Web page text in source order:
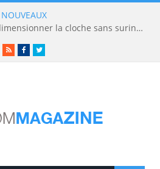
NOUVEAUX
Boxer 30 ou Boxer 42 : dimensionner la cloche sans surinvestir
RSSFacebookTwitter